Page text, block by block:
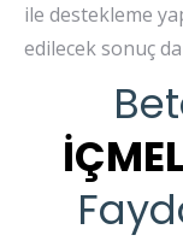
ile destekleme
edilecek sonuç